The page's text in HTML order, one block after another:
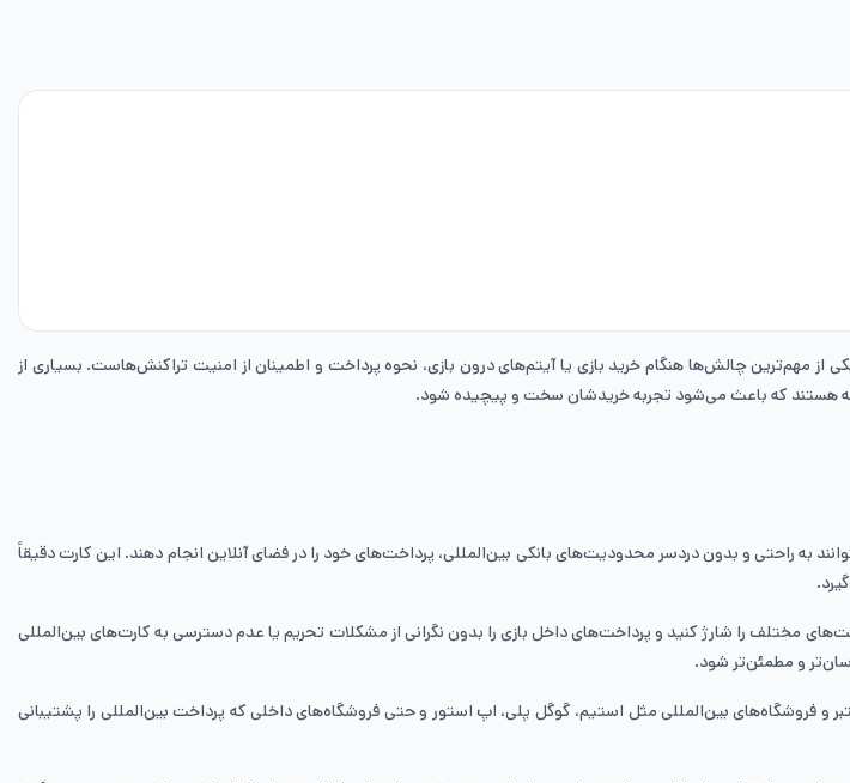
از مهم‌ترین چالش‌ها هنگام خرید بازی یا آیتم‌های درون بازی، نحوه پرداخت و اطمینان از امنیت تراکنش‌هاست. بسیاری از
هستند که باعث می‌شود تجربه خریدشان سخت و پیچیده شود.
به راحتی و بدون دردسر محدودیت‌های بانکی بین‌المللی، پرداخت‌های خود را در فضای آنلاین انجام دهند. این کارت دقیقاً
مختلف را شارژ کنید و پرداخت‌های داخل بازی را بدون نگرانی از مشکلات تحریم یا عدم دسترسی به کارت‌های بین‌المللی
و مطمئن‌تر شود.
فروشگاه‌های بین‌المللی مثل استیم، گوگل پلی، اپ استور و حتی فروشگاه‌های داخلی که پرداخت بین‌المللی را پشتیبانی